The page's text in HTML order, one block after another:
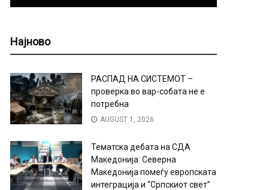
Најново
РАСПАД НА СИСТЕМОТ –
проверка во вар-собата не е
потребна
AUGUST 1, 2026
Тематска дебата на СДА
Македонија: Северна
Македонија помеѓу европската
интеграција и “Српскиот свет”